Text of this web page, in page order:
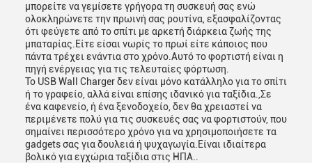
μπορείτε να γεμίσετε γρήγορα τη συσκευή σας ενώ
ολοκληρώνετε την πρωινή σας ρουτίνα, εξασφαλίζοντας
ότι φεύγετε από το σπίτι με αρκετή διάρκεια ζωής της
μπαταρίας.Είτε είσαι νωρίς το πρωί είτε κάποιος που
πάντα τρέχει ενάντια στο χρόνο.Αυτό το φορτιστή είναι η
πηγή ενέργειας για τις τελευταίες φόρτωση.
Το USB Wall Charger δεν είναι μόνο κατάλληλο για το σπίτι
ή το γραφείο, αλλά είναι επίσης ιδανικό για ταξίδια.,Σε
ένα καφενείο, ή ένα ξενοδοχείο, δεν θα χρειαστεί να
περιμένετε πολύ για τις συσκευές σας να φορτιστούν, που
σημαίνει περισσότερο χρόνο για να χρησιμοποιήσετε τα
gadgets σας για δουλειά ή ψυχαγωγία.Είναι ιδιαίτερα
βολικό για εγχώρια ταξίδια στις ΗΠΑ..